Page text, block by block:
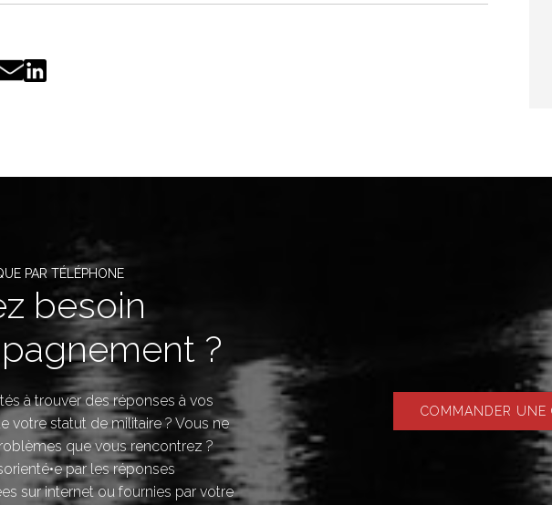
PAR TÉLÉPHONE
besoin
?
à trouver des réponses à vos
votre statut de militaire ? Vous ne
que vous rencontrez ?
par les réponses
sur internet ou fournies par votre
COMMANDER UNE